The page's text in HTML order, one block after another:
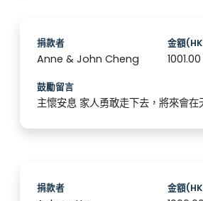
捐款者
Anne & John Cheng
金額
1001.00
鼓勵留言
主懷安息 家人勇敢走下去，將來會在
捐款者 金額